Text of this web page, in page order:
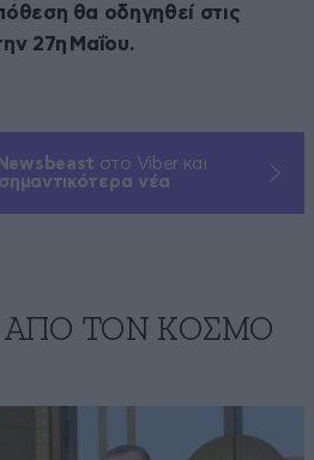
θα οδηγηθεί στις
27η Μαΐου.
Newsbeast στο Viber και
σημαντικότερα νέα
ΑΠΟ ΤΟΝ ΚΟΣΜΟ